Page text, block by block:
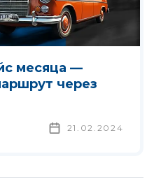
месяца —
через
21.02.2024